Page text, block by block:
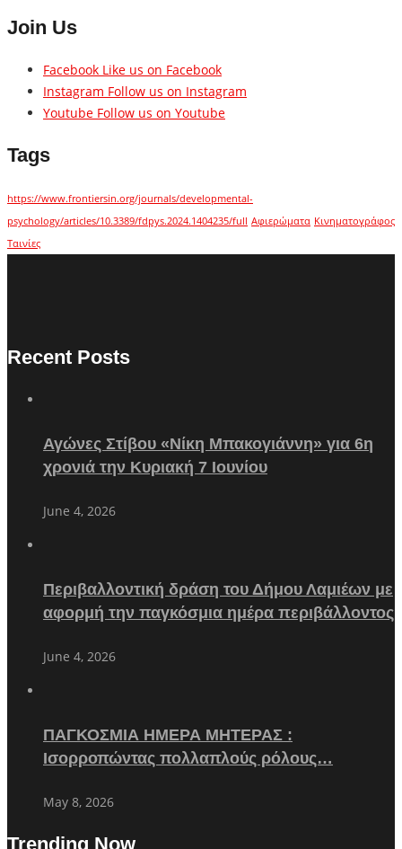
Join Us
Facebook Like us on Facebook
Instagram Follow us on Instagram
Youtube Follow us on Youtube
Tags
https://www.frontiersin.org/journals/developmental-
psychology/articles/10.3389/fdpys.2024.1404235/full Αφιερώματα Κινηματογράφος
Ταινίες
Recent Posts
Αγώνες Στίβου «Νίκη Μπακογιάννη» για 6η
χρονιά την Κυριακή 7 Ιουνίου
June 4, 2026
Περιβαλλοντική δράση του Δήμου Λαμιέων με
αφορμή την παγκόσμια ημέρα περιβάλλοντος
June 4, 2026
ΠΑΓΚΟΣΜΙΑ ΗΜΕΡΑ ΜΗΤΕΡΑΣ :
Ισορροπώντας πολλαπλούς ρόλους…
May 8, 2026
Trending Now